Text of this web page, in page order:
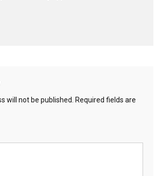
will not be published.
Required fields are